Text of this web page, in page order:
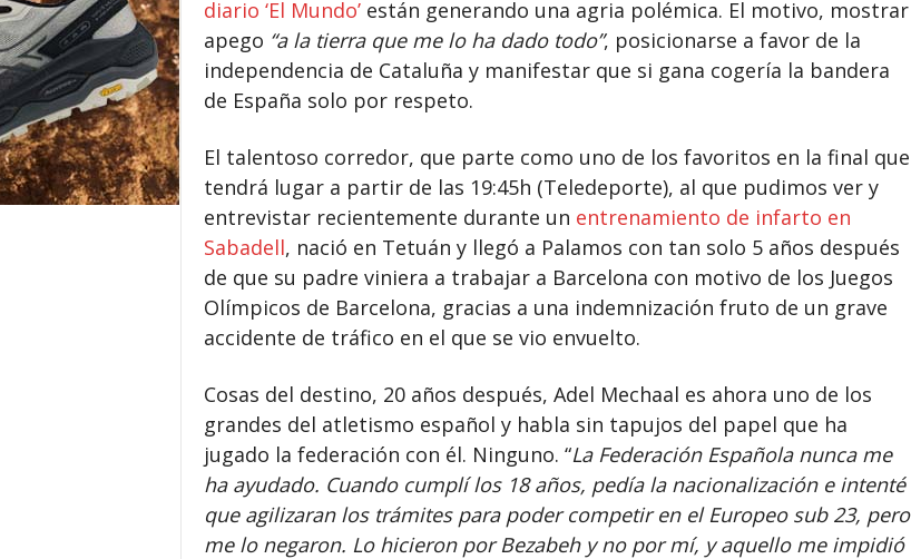
diario ‘El Mundo’están generando una agria polémica. El motivo, mostrar
apego “a la tierra que me lo ha dado todo”, posicionarse a favor de la
independencia de Cataluña y manifestar que si gana cogería la bandera
de España solo por respeto.
El talentoso corredor, que parte como uno de los favoritos en la final que
tendrá lugar a partir de las 19:45h (Teledeporte), al que pudimos ver y
entrevistar recientemente durante un entrenamiento de infarto en
Sabadell, nació en Tetuán y llegó a Palamos con tan solo 5 años después
de que su padre viniera a trabajar a Barcelona con motivo de los Juegos
Olímpicos de Barcelona, gracias a una indemnización fruto de un grave
accidente de tráfico en el que se vio envuelto.
Cosas del destino, 20 años después, Adel Mechaal es ahora uno de los
grandes del atletismo español y habla sin tapujos del papel que ha
jugado la federación con él. Ninguno. “La Federación Española nunca me
ha ayudado. Cuando cumplí los 18 años, pedía la nacionalización e intenté
que agilizaran los trámites para poder competir en el Europeo sub 23, pero
me lo negaron. Lo hicieron por Bezabeh y no por mí, y aquello me impidió